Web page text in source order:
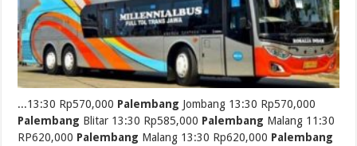
...13:30 Rp570,000 Palembang Jombang 13:30 Rp570,000
Palembang Blitar 13:30 Rp585,000 Palembang Malang 11:30
RP620,000 Palembang Malang 13:30 Rp620,000 Palembang